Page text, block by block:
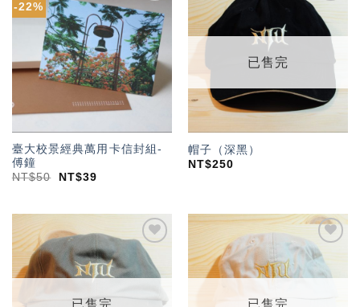
-22%
加入
「願
望輕
單」
臺大校景經典萬用卡信封組-
傅鐘
NT$50 NT$39
加入
「願
望輕
單」
已售完
帽子（深黑）
NT$250
加入
「願
望輕
已售完
加入
望輕
已售完